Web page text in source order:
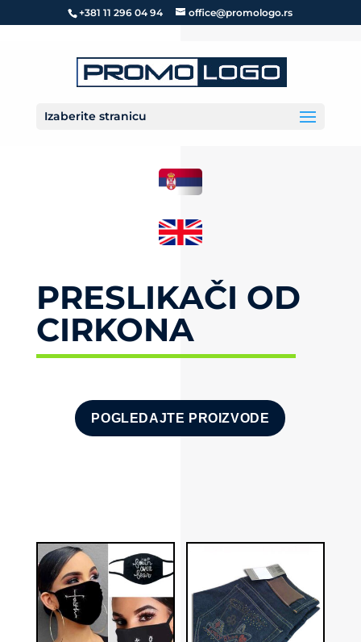
+381 11 296 04 94 office@promologo.rs
Izaberite stranicu
PRESLIKAČI OD
CIRKONA
POGLEDAJTE PROIZVODE